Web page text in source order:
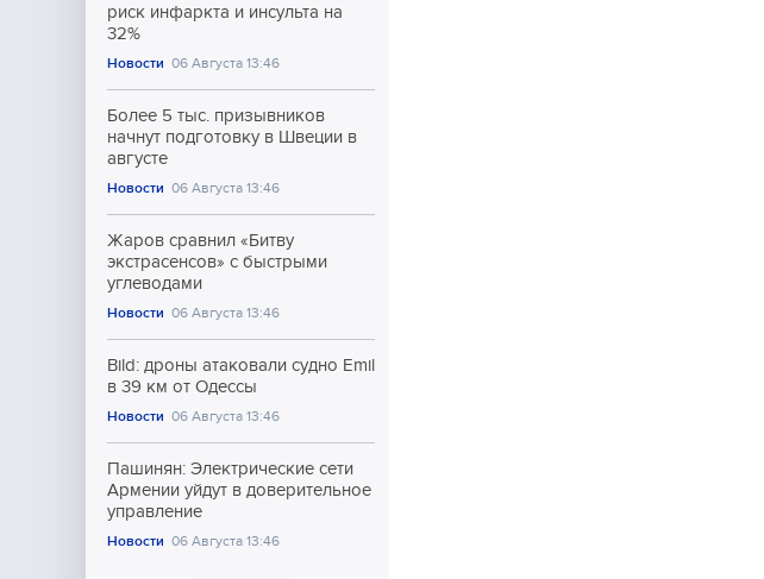
риск инфаркта и инсульта на
32%
Новости 06 Августа 13:46
Более 5 тыс. призывников
начнут подготовку в Швеции в
августе
Новости 06 Августа 13:46
Жаров сравнил «Битву
экстрасенсов» с быстрыми
углеводами
Новости 06 Августа 13:46
Bild: дроны атаковали судно Emil
в 39 км от Одессы
Новости 06 Августа 13:46
Пашинян: Электрические сети
Армении уйдут в доверительное
управление
Новости 06 Августа 13:46